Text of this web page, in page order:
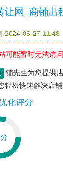
让网_商铺出
:2024-05-27 11:48
可能暂时无法访
铺先生为您提供
轻松快速解决店
化评分